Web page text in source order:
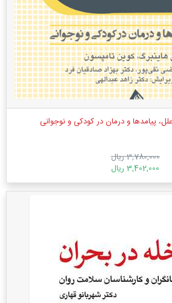
پیامدها و درمان در کودکی و نوجوانی
3,780,000 ریال
3,402,000 ریال